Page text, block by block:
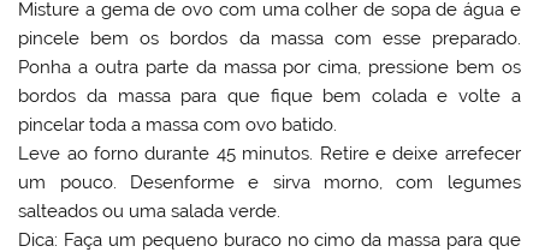
Misture a gema de ovo com uma colher de sopa de água e
pincele bem os bordos da massa com esse preparado.
Ponha a outra parte da massa por cima, pressione bem os
bordos da massa para que fique bem colada e volte a
pincelar toda a massa com ovo batido.
Leve ao forno durante 45 minutos. Retire e deixe arrefecer
um pouco. Desenforme e sirva morno, com legumes
salteados ou uma salada verde.
Dica: Faça um pequeno buraco no cimo da massa para que